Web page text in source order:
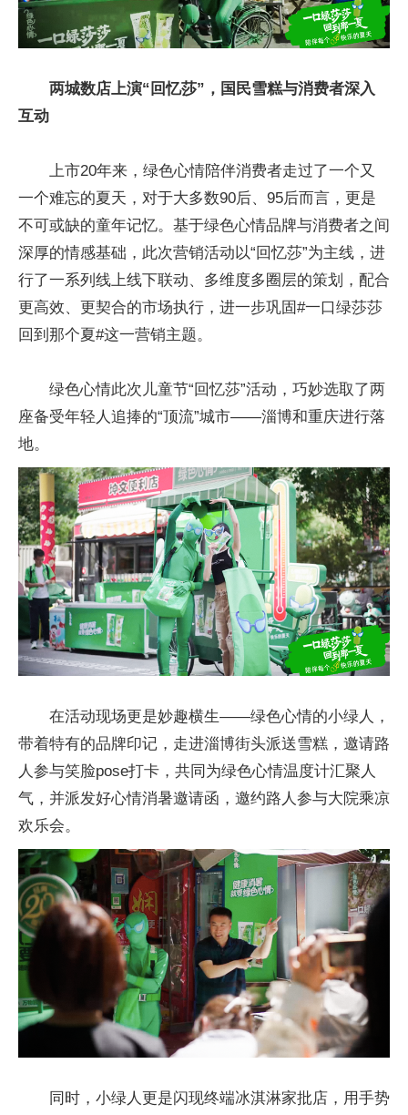
两城数店上演“回忆莎”，国民雪糕与消费者深入
互动
上市20年来，绿色心情陪伴消费者走过了一个又
一个难忘的夏天，对于大多数90后、95后而言，更是
不可或缺的童年记忆。基于绿色心情品牌与消费者之间
深厚的情感基础，此次营销活动以“回忆莎”为主线，进
行了一系列线上线下联动、多维度多圈层的策划，配合
更高效、更契合的市场执行，进一步巩固#一口绿莎莎
回到那个夏#这一营销主题。
绿色心情此次儿童节“回忆莎”活动，巧妙选取了两
座备受年轻人追捧的“顶流”城市——淄博和重庆进行落
地。
在活动现场更是妙趣横生——绿色心情的小绿人，
带着特有的品牌印记，走进淄博街头派送雪糕，邀请路
人参与笑脸pose打卡，共同为绿色心情温度计汇聚人
气，并派发好心情消暑邀请函，邀约路人参与大院乘凉
欢乐会。
同时，小绿人更是闪现终端冰淇淋家批店，用手势